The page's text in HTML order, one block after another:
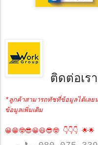
ติดต่อเร
*ลูกค้าสามารถทัชที่ข้อมูลได้เลย
ข้อมูลเพิ่มเติม
😀😁🤓😎😀😃😎🤓 👇👇👇 🌟🌟